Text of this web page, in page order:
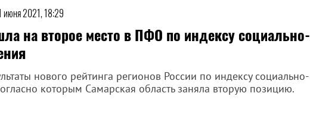
июня 2021, 18:29
на второе место в ПФО по индексу социально-
нового рейтинга регионов России по индексу социально-
которым Самарская область заняла вторую позицию.